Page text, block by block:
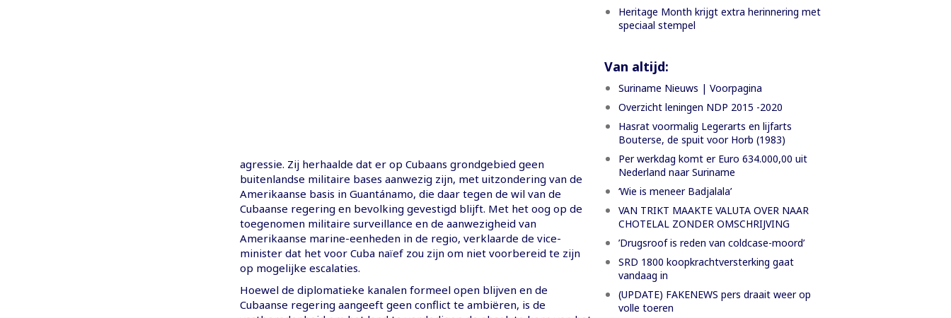
agressie. Zij herhaalde dat er op Cubaans grondgebied geen
buitenlandse militaire bases aanwezig zijn, met uitzondering van de
Amerikaanse basis in Guantánamo, die daar tegen de wil van de
Cubaanse regering en bevolking gevestigd blijft. Met het oog op de
toegenomen militaire surveillance en de aanwezigheid van
Amerikaanse marine-eenheden in de regio, verklaarde de vice-
minister dat het voor Cuba naïef zou zijn om niet voorbereid te zijn
op mogelijke escalaties.
Hoewel de diplomatieke kanalen formeel open blijven en de
Cubaanse regering aangeeft geen conflict te ambiëren, is de
Heritage Month krijgt extra herinnering met
speciaal stempel
Van altijd:
Suriname Nieuws | Voorpagina
Overzicht leningen NDP 2015 -2020
Hasrat voormalig Legerarts en lijfarts
Bouterse, de spuit voor Horb (1983)
Per werkdag komt er Euro 634.000,00 uit
Nederland naar Suriname
‘Wie is meneer Badjalala’
VAN TRIKT MAAKTE VALUTA OVER NAAR
CHOTELAL ZONDER OMSCHRIJVING
’Drugsroof is reden van coldcase-moord’
SRD 1800 koopkrachtversterking gaat
vandaag in
(UPDATE) FAKENEWS pers draait weer op
volle toeren